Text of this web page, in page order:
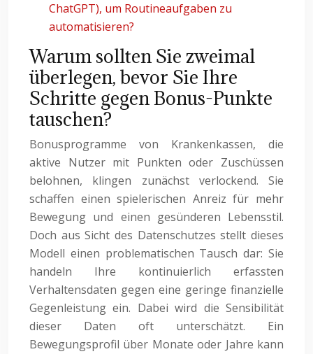
ChatGPT), um Routineaufgaben zu
automatisieren?
Warum sollten Sie zweimal
überlegen, bevor Sie Ihre
Schritte gegen Bonus-Punkte
tauschen?
Bonusprogramme von Krankenkassen, die
aktive Nutzer mit Punkten oder Zuschüssen
belohnen, klingen zunächst verlockend. Sie
schaffen einen spielerischen Anreiz für mehr
Bewegung und einen gesünderen Lebensstil.
Doch aus Sicht des Datenschutzes stellt dieses
Modell einen problematischen Tausch dar: Sie
handeln Ihre kontinuierlich erfassten
Verhaltensdaten gegen eine geringe finanzielle
Gegenleistung ein. Dabei wird die Sensibilität
dieser Daten oft unterschätzt. Ein
Bewegungsprofil über Monate oder Jahre kann